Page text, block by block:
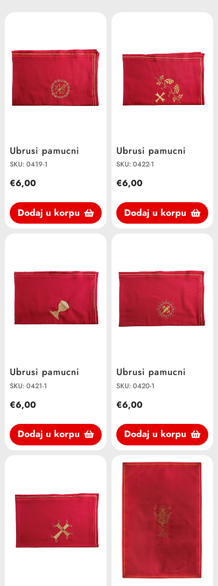
Ubrusi pamucni
SKU: 0419-1
€6,00
Dodaj u korpu
Ubrusi pamucni
SKU: 0422-1
€6,00
Dodaj u korpu
Ubrusi pamucni
SKU: 0421-1
€6,00
Dodaj u korpu
Ubrusi pamucni
SKU: 0420-1
€6,00
Dodaj u korpu